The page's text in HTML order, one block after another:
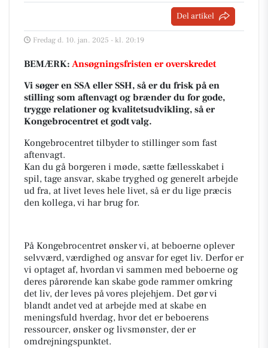
Del artikel
Fredag d. 10. jan. 2025 - kl. 20:19
BEMÆRK: Ansøgningsfristen er overskredet
Vi søger en SSA eller SSH, så er du frisk på en
stilling som aftenvagt og brænder du for gode,
trygge relationer og kvalitetsudvikling, så er
Kongebrocentret et godt valg.
Kongebrocentret tilbyder to stillinger som fast
aftenvagt.
Kan du gå borgeren i møde, sætte fællesskabet i
spil, tage ansvar, skabe tryghed og generelt arbejde
ud fra, at livet leves hele livet, så er du lige præcis
den kollega, vi har brug for.
På Kongebrocentret ønsker vi, at beboerne oplever
selvværd, værdighed og ansvar for eget liv. Derfor er
vi optaget af, hvordan vi sammen med beboerne og
deres pårørende kan skabe gode rammer omkring
det liv, der leves på vores plejehjem. Det gør vi
blandt andet ved at arbejde med at skabe en
meningsfuld hverdag, hvor det er beboerens
ressourcer, ønsker og livsmønster, der er
omdrejningspunktet.